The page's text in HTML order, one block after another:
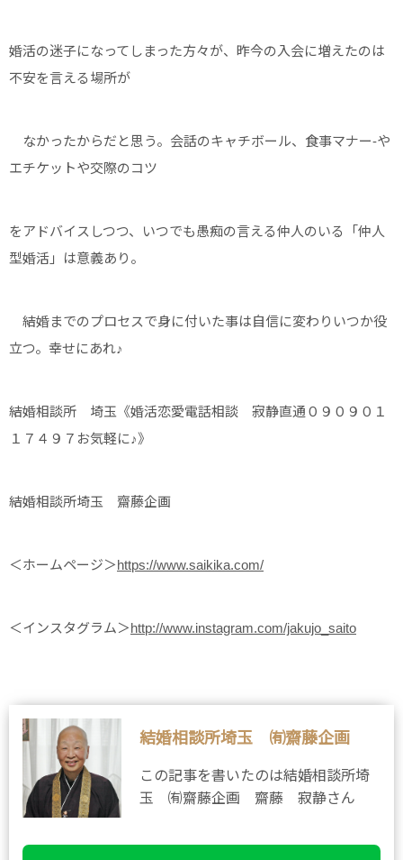
婚活の迷子になってしまった方々が、昨今の入会に増えたのは
不安を言える場所が
なかったからだと思う。会話のキャチボール、食事マナー-や
エチケットや交際のコツ
をアドバイスしつつ、いつでも愚痴の言える仲人のいる「仲人
型婚活」は意義あり。
結婚までのプロセスで身に付いた事は自信に変わりいつか役
立つ。幸せにあれ♪
結婚相談所 埼玉《婚活恋愛電話相談 寂静直通０９０９０１
１７４９７お気軽に♪》
結婚相談所埼玉 齋藤企画
＜ホームページ＞https://www.saikika.com/
＜インスタグラム＞http://www.instagram.com/jakujo_saito
結婚相談所埼玉 ㈲齋藤企画
この記事を書いたのは結婚相談所埼
玉 ㈲齋藤企画 齋藤 寂静さん